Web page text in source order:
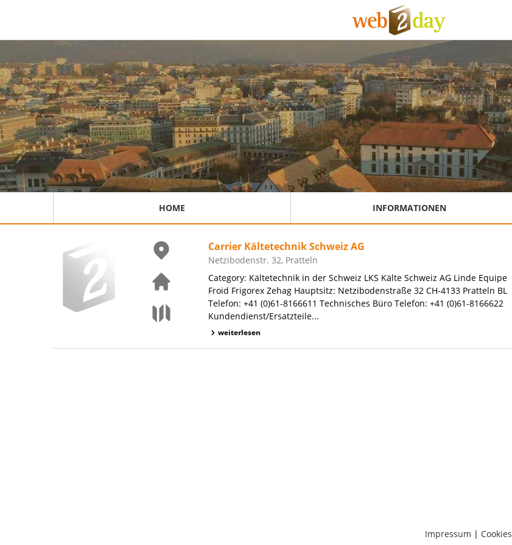
HOME INFORMATIONEN
Carrier Kältetechnik Schweiz AG
Netzibodenstr. 32, Pratteln
Category: Kältetechnik in der Schweiz LKS Kälte Schweiz AG Linde Equipe
Froid Frigorex Zehag Hauptsitz: Netzibodenstraße 32 CH-4133 Pratteln BL
Telefon: +41 (0)61-8166611 Technisches Büro Telefon: +41 (0)61-8166622
Kundendienst/Ersatzteile...
weiterlesen
Impressum | Cookies